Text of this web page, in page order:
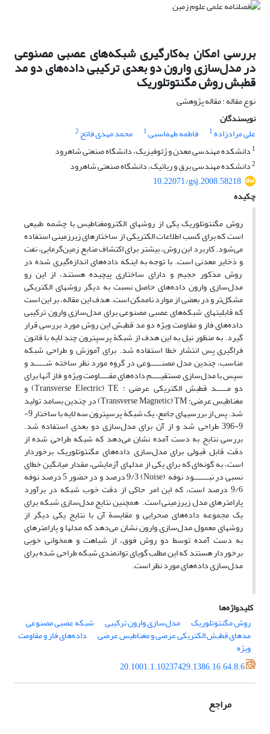
بررسی امکان به‌کارگیری شبکه‌های عصبی مصنوعی
در مدل‌سازی وارون دو بعدی ترکیبی داده‌های دو مد
قطبش روش مگنتوتلوریک
نوع مقاله : مقاله پژوهشی
نویسندگان
علی مرادزاده1 فاطمه طهماسبی1 محمد مهدی فاتح 2
1 دانشکده مهندسی معدن و ژئوفیزیک، دانشگاه صنعتی شاهرود
2دانشکده مهندسی برق و رباتیک، دانشگاه صنعتی شاهرود
10.22071/gsj.2008.58218
چکیده
روش مگنتوتلوریک یکی از روشهای الکترومغناطیس با چشمه طبیعی
است که برای کسب اطلاعات الکتریکی از ساختارهای زیرزمینی استفاده
می‌شود. کاربرد این روش، بیشتر برای اکتشاف منابع زمین‌گرمایی، نفت
و ذخایر معدنی است. با توجه به اینکه داده‌های اندازه‌گیری شده در
روش مذکور حجیم و دارای ساختاری پیچیده هستند، از این رو
مدل‌سازی وارون داده‌های حاصل نسبت به دیگر روشهای الکتریکی
مشکل‌تر و در بعضی از موارد ناممکن است. هدف این مقاله، بر این است
که قابلیتهای شبکه‌های عصبی مصنوعی برای مدل‌سازی وارون ترکیبی
داده‌های فاز و مقاومت ویژه دو مد قطبش این روش مورد بررسی قرار
گیرد. به منظور نیل به این هدف از شبکة پرسپترون چند لایه با قانون
فراگیری پس انتشار خطا استفاده شد. برای آموزش و طراحی شبکه
مناسب، چندین مدل مصنــــــوعی در گروه مورد نظر ساخته شــــــد و
سپس با مدل‌سازی مستقیـــــم داده‌های مقـــــاومت ویژه و فاز آنها برای
دو مــــــد قطبش الکتریکی عرضی : Transverse Electric) TE) و
مغناطیس عرضی: Transverse Magnetic) TM) در چندین بسامد تولید
شد. پس از بررسیهای جامع، یک شبکة پرسپترون سه لایه با ساختار 9-
9-396 طراحی شد و از آن برای مدل‌سازی دو بعدی استفاده شد.
بررسی نتایج به دست آمده نشان می‌دهد که شبکه طراحی شده از
دقت قابل قبولی برای مدل‌سازی داده‌های مگنتوتلوریک برخوردار
است، به گونه‌ای که برای یکی از مدلهای آزمایشی، مقدار میانگین خطای
نسبی در نبــــــــود نوفه (Noise) 9/3 درصد و در حضور 5 درصد نوفه
9/6 درصد است، که این امر حاکی از دقت خوب شبکه در برآورد
پارامترهای مدل زیرزمینی است. همچنین نتایج مدل‌سازی شبکه برای
یک مجموعه داده‌های صحرایی و مقایسة آن با نتایج یکی دیگر از
روشهای معمول مدل‌سازی وارون نشان می‌دهد که مدلها و پارامترهای
به دست آمده توسط دو روش فوق، از شباهت و همخوانی خوبی
برخوردار هستند که این مطلب گویای توانمندی شبکه طراحی شده برای
مدل‌سازی داده‌های مورد نظر است.
کلیدواژه‌ها
روش مگنتوتلوریک
مدل‌سازی وارون ترکیبی شبکه عصبی مصنوعی
مدهای قطبش الکتریکی عرضی و مغناطیس عرضی داده‌های فاز و مقاومت
ویژه
20.1001.1.10237429.1386.16.64.8.6
مراجع